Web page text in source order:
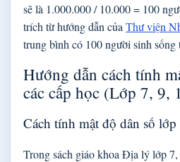
sẽ là 1.000.000 / 10.000 = 100
trích từ hướng dẫn của Thư viện
trung bình có 100 người sinh sống
Hướng dẫn cách tính
các cấp học (Lớp 7, 9,
Cách tính mật độ dân số lớp
Trong sách giáo khoa Địa lý lớp